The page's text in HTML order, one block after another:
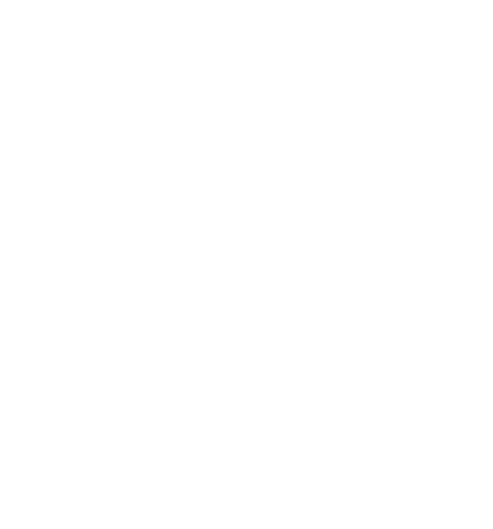
き作成されるも
御機器販売店・
ようお願いしま
です。
です。
ず変更すること
1000ppm以下、
) : 1000ppm、
、
これらの製造装
通知します。
、取り引きをい
ムロン制御